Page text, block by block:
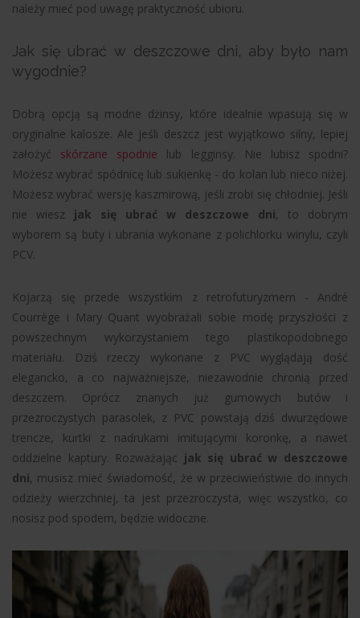
należy mieć pod uwagę praktyczność ubioru.
Jak się ubrać w deszczowe dni, aby było nam
wygodnie?
Dobrą opcją są modne dżinsy, które idealnie wpasują się w
oryginalne kalosze. Ale jeśli deszcz jest wyjątkowo silny, lepiej
założyć skórzane spodnie lub legginsy. Nie lubisz spodni?
Możesz wybrać spódnicę lub sukienkę - do kolan lub nieco niżej.
Możesz wybrać wersję kaszmirową, jeśli zrobi się chłodniej. Jeśli
nie wiesz jak się ubrać w deszczowe dni, to dobrym
wyborem są buty i ubrania wykonane z polichlorku winylu, czyli
PCV.
Kojarzą się przede wszystkim z retrofuturyzmem - André
Courrège i Mary Quant wyobrażali sobie modę przyszłości z
powszechnym wykorzystaniem tego plastikopodobnego
materiału. Dziś rzeczy wykonane z PVC wyglądają dość
elegancko, a co najważniejsze, niezawodnie chronią przed
deszczem. Oprócz znanych już gumowych butów i
przezroczystych parasolek, z PVC powstają dziś dwurzędowe
trencze, kurtki z nadrukami imitującymi koronkę, a nawet
oddzielne kaptury. Rozważając jak się ubrać w deszczowe
dni, musisz mieć świadomość, że w przeciwieństwie do innych
odzieży wierzchniej, ta jest przezroczysta, więc wszystko, co
nosisz pod spodem, będzie widoczne.